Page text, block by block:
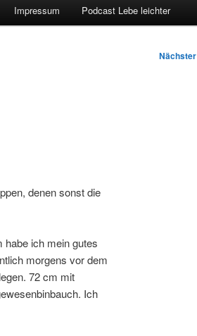
Impressum Podcast Lebe leichter
Nächster
denen sonst die
habe ich mein gutes
morgens vor dem
72 cm mit
Ich